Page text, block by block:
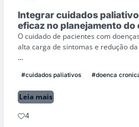
Integrar cuidados
eficaz no planejamento do
O cuidado de pacientes com
alta carga de sintomas e redução
...
#cuidados paliativos #doenca
Leia mais
4